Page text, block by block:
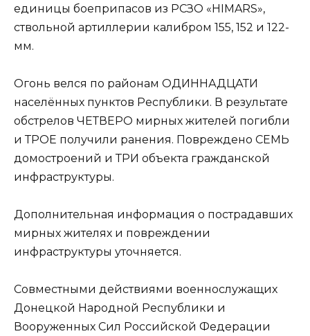
единицы боеприпасов из РСЗО «HIMARS»,
ствольной артиллерии калибром 155, 152 и 122-
мм.
Огонь велся по районам ОДИННАДЦАТИ
населённых пунктов Республики. В результате
обстрелов ЧЕТВЕРО мирных жителей погибли
и ТРОЕ получили ранения. Повреждено СЕМЬ
домостроений и ТРИ объекта гражданской
инфраструктуры.
Дополнительная информация о пострадавших
мирных жителях и повреждении
инфраструктуры уточняется.
Совместными действиями военнослужащих
Донецкой Народной Республики и
Вооруженных Сил Российской Федерации